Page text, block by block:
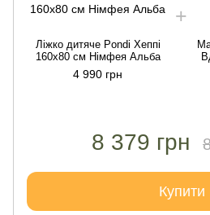
Ліжко дитяче Pondi Хеппі
160x80 см Німфея Альба
4 990 грн
8 379 грн
Купити